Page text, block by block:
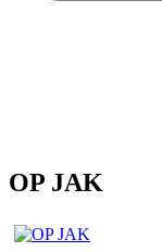
OP JAK